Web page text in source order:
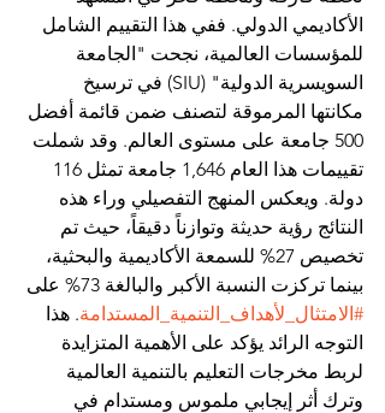
الأكاديمي الدولي. ففي هذا التقييم الشامل
للمؤسسات العالمية، نجحت "الجامعة
السويسرية الدولية" (SIU) في ترسيخ
مكانتها المرموقة لتصنف ضمن قائمة أفضل
500 جامعة على مستوى العالم. وقد شملت
دولة. ويعكس المنهج التفصيلي وراء هذه
النتائج رؤية حديثة وتوازناً دقيقاً، حيث تم
تخصيص 27% للسمعة الأكاديمية والبحثية،
بينما تركزت النسبة الأكبر والبالغة 73% على
#الامتثال_لأهداف_التنمية_المستدامة. هذا
التوجه الرائد يؤكد على الأهمية المتزايدة
لربط مخرجات التعليم بالتنمية العالمية
وترك أثر إيجابي ملموس ومستدام في